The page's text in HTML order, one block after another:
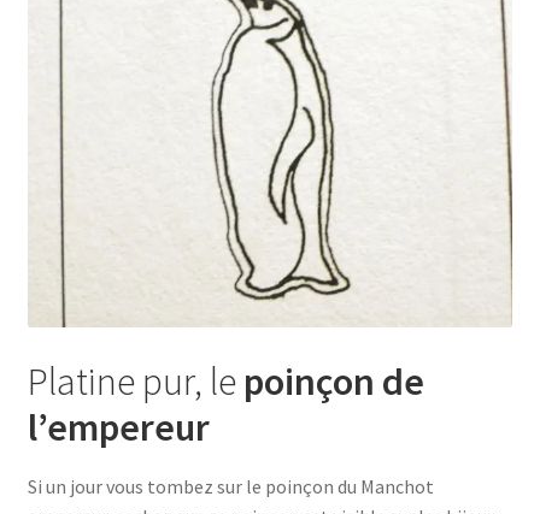
Platine pur, le poinçon de
l’empereur
Si un jour vous tombez sur le poinçon du Manchot